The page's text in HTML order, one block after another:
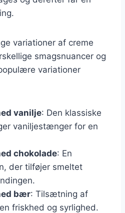
variationer af creme
smagsnuancer og
variationer
vanilje: Den klassiske
vaniljestænger for en
chokolade: En
der tilføjer smeltet
bær: Tilsætning af
friskhed og syrlighed.